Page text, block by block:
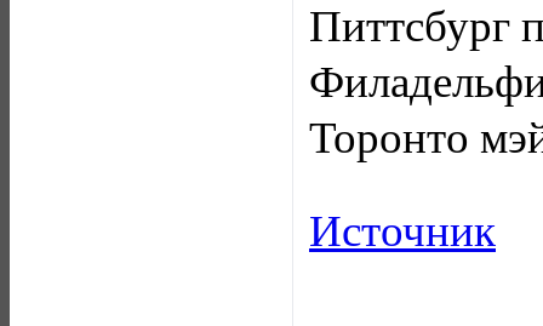
Питтсбург
Торонто
Источник